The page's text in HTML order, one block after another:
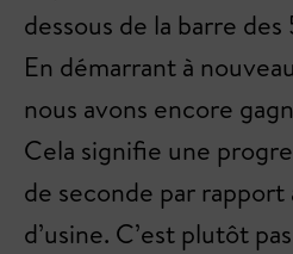
dessous de la barre
En démarrant à
nous avons encore
Cela signifie une
de seconde par rapport
d’usine. C’est plutôt